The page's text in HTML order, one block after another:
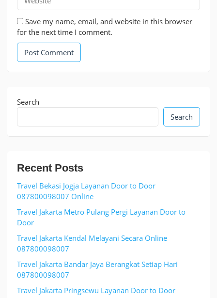
Save my name, email, and website in this browser
for the next time I comment.
Search
Search
Recent Posts
Travel Bekasi Jogja Layanan Door to Door
087800098007 Online
Travel Jakarta Metro Pulang Pergi Layanan Door to
Door
Travel Jakarta Kendal Melayani Secara Online
087800098007
Travel Jakarta Bandar Jaya Berangkat Setiap Hari
087800098007
Travel Jakarta Pringsewu Layanan Door to Door